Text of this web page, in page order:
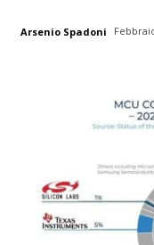
Arsenio Spadoni